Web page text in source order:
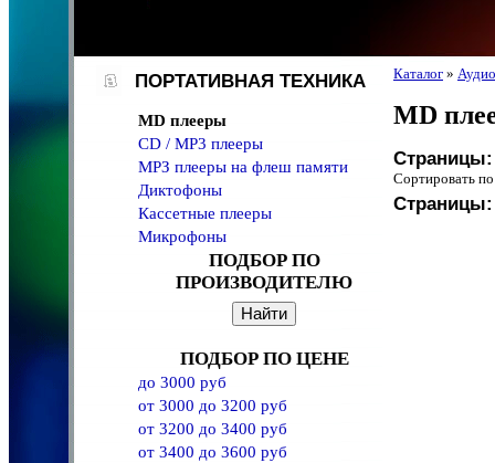
ПОРТАТИВНАЯ ТЕХНИКА
MD плееры
CD / MP3 плееры
MPЗ плееры на флеш памяти
Диктофоны
Кассетные плееры
Микрофоны
ПОДБОР ПО
ПРОИЗВОДИТЕЛЮ
ПОДБОР ПО ЦЕНЕ
до 3000 руб
от 3000 до 3200 руб
от 3200 до 3400 руб
от 3400 до 3600 руб
Каталог »
MD
Страницы:
Сортировать
Страницы: